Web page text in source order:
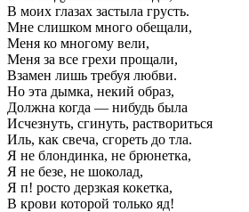
В моих глазах застыла грусть.
Мне слишком много обещали,
Меня ко многому вели,
Меня за все грехи прощали,
Взамен лишь требуя любви.
Но эта дымка, некий образ,
Должна когда — нибудь была
Исчезнуть, сгинуть, раствориться
Иль, как свеча, сгореть до тла.
Я не блондинка, не брюнетка,
Я не безе, не шоколад,
Я п! росто дерзкая кокетка,
В крови которой только яд!